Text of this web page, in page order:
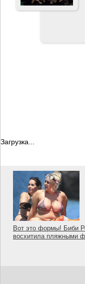
Загрузка...
Вот это формы! Биби
восхитила пляжными